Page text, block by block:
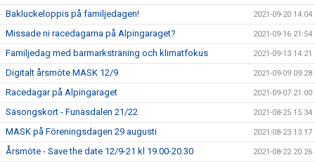
Bakluckeloppis på familjedagen! 2021-09-20 14:04
Missade ni racedagarna på Alpingaraget? 2021-09-16 21:54
Familjedag med barmarksträning och klimatfokus 2021-09-13 14:21
Digitalt årsmöte MASK 12/9 2021-09-09 09:28
Racedagar på Alpingaraget 2021-09-07 21:00
Säsongskort - Funäsdalen 21/22 2021-08-25 15:34
MASK på Föreningsdagen 29 augusti 2021-08-23 13:17
Årsmöte - Save the date 12/9-21 kl 19.00-20.30 2021-08-22 20:26